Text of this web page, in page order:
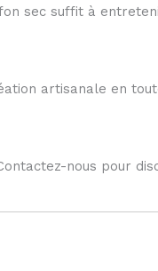
sec suffit à
artisanale en
nous pour